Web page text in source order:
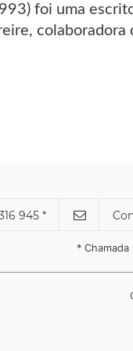
foi uma
colaboradora
945 *
* Chamada